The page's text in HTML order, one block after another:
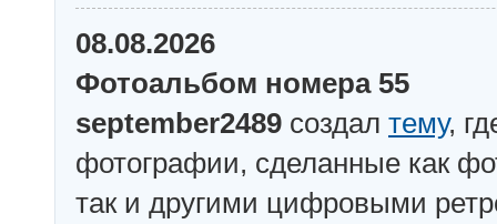
08.08.2026
Фотоальбом номера 55
september2489 создал тему,
фотографии, сделанные как
так и другими цифровыми